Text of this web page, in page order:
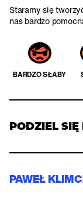
Staramy się
nas bardzo
BARDZO SŁABY
PODZIEL
PAWEŁ